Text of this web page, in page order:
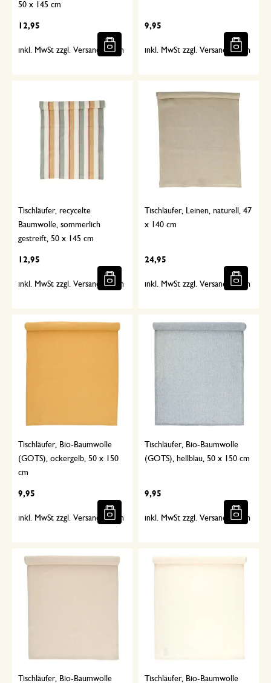
50 x 145 cm
12,95
inkl. MwSt zzgl. Versandkosten
9,95
inkl. MwSt zzgl. Versandkosten
Tischläufer, recycelte
Baumwolle, sommerlich
gestreift, 50 x 145 cm
12,95
inkl. MwSt zzgl. Versandkosten
Tischläufer, Leinen, naturell, 47
x 140 cm
24,95
inkl. MwSt zzgl. Versandkosten
Tischläufer, Bio-Baumwolle
(GOTS), ockergelb, 50 x 150
cm
9,95
inkl. MwSt zzgl. Versandkosten
Tischläufer, Bio-Baumwolle
(GOTS), hellblau, 50 x 150 cm
9,95
inkl. MwSt zzgl. Versandkosten
Tischläufer, Bio-Baumwolle Tischläufer, Bio-Baumwolle